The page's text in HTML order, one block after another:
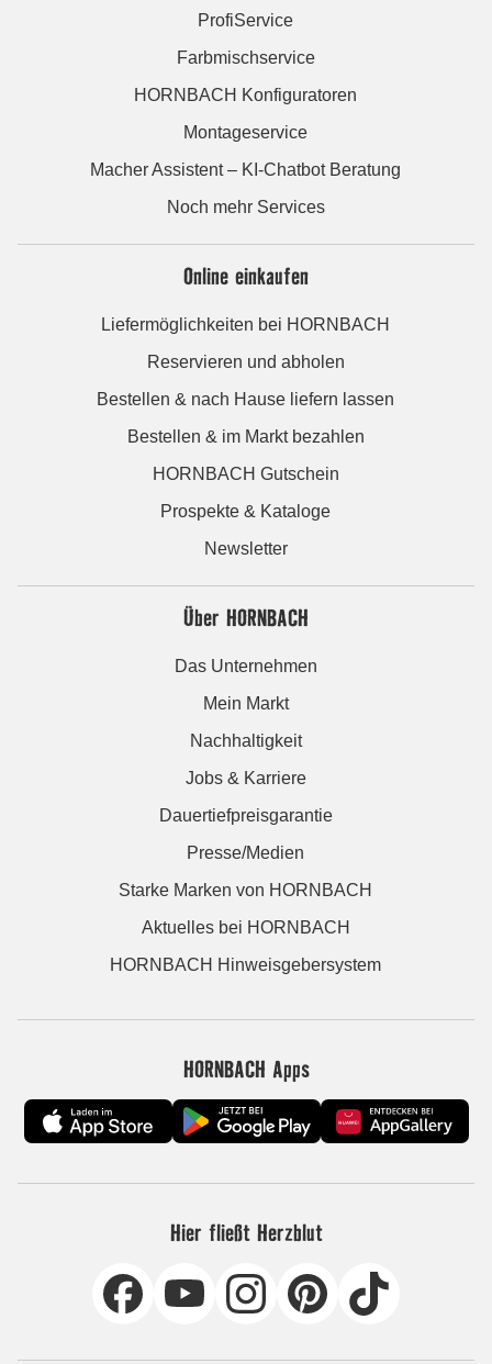
ProfiService
Farbmischservice
HORNBACH Konfiguratoren
Montageservice
Macher Assistent – KI-Chatbot Beratung
Noch mehr Services
Online einkaufen
Liefermöglichkeiten bei HORNBACH
Reservieren und abholen
Bestellen & nach Hause liefern lassen
Bestellen & im Markt bezahlen
HORNBACH Gutschein
Prospekte & Kataloge
Newsletter
Über HORNBACH
Das Unternehmen
Mein Markt
Nachhaltigkeit
Jobs & Karriere
Dauertiefpreisgarantie
Presse/Medien
Starke Marken von HORNBACH
Aktuelles bei HORNBACH
HORNBACH Hinweisgebersystem
HORNBACH Apps
Hier fließt Herzblut